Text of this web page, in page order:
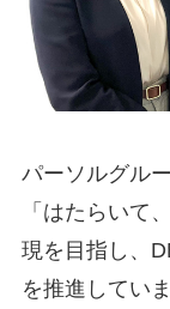
パーソルグル
「はたらいて
現を目指し、
を推進していま